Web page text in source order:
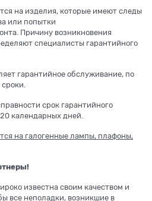
на изделия, которые имеют следы
или попытки
Причину возникновения
специалисты гарантийного
гарантийное обслуживание, по
срок гарантийного
календарных дней.
на галогенные лампы, плафоны,
известна своим качеством и
все неполадки, возникшие в